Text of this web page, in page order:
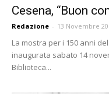
Cesena, “Buon
Redazione - 13 Novembre
La mostra per i 150 anni
inaugurata sabato 14
Biblioteca...